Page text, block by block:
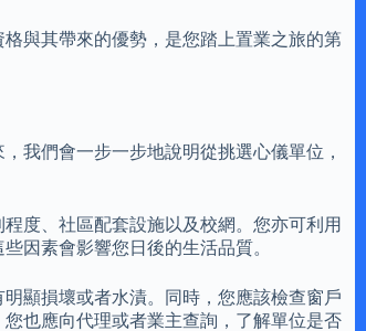
與其帶來的優勢，是您踏上置業之旅的第
我們會一步一步地說明從挑選心儀單位，
度、社區配套設施以及校網。您亦可利用
因素會影響您日後的生活品質。
顯損壞或者水漬。同時，您應該檢查窗戶
也應向代理或者業主查詢，了解單位是否